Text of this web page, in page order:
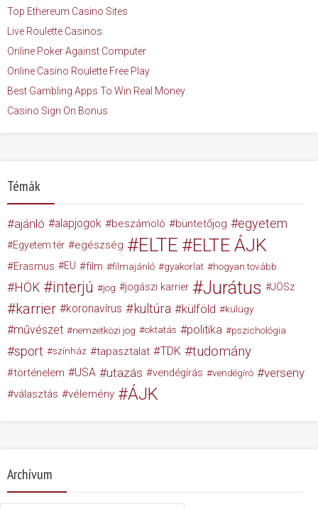
Top Ethereum Casino Sites
Live Roulette Casinos
Online Poker Against Computer
Online Casino Roulette Free Play
Best Gambling Apps To Win Real Money
Casino Sign On Bonus
Témák
ajánló alapjogok beszámoló büntetőjog egyetem
Egyetem tér egészség ELTE ELTE ÁJK
Erasmus EU film filmajánló gyakorlat hogyan tovább
HÖK interjú jog jogászi karrier Jurátus JÖSz
karrier koronavírus kultúra külföld külügy
művészet nemzetközi jog oktatás politika pszichológia
sport színház tapasztalat TDK tudomány
történelem USA utazás vendégírás vendégíró verseny
választás vélemény ÁJK
Archívum